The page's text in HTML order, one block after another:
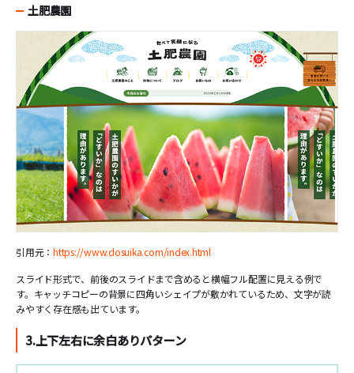
土肥農園
引用元：https://www.dosuika.com/index.html
スライド形式で、前後のスライドまで含めると横幅フル配置に見える例で
す。キャッチコピーの背景に四角いシェイプが敷かれているため、文字が読
みやすく存在感も出ています。
3.上下左右に余白ありパターン